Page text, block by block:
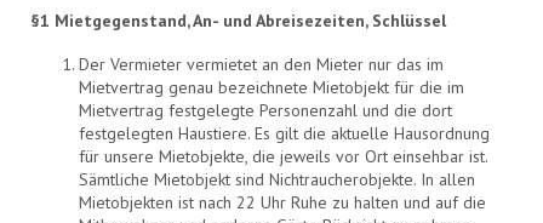
§1 Mietgegenstand, An- und Abreisezeiten, Schlüssel
Der Vermieter vermietet an den Mieter nur das im
Mietvertrag genau bezeichnete Mietobjekt für die im
Mietvertrag festgelegte Personenzahl und die dort
festgelegten Haustiere. Es gilt die aktuelle Hausordnung
für unsere Mietobjekte, die jeweils vor Ort einsehbar ist.
Sämtliche Mietobjekt sind Nichtraucherobjekte. In allen
Mietobjekten ist nach 22 Uhr Ruhe zu halten und auf die